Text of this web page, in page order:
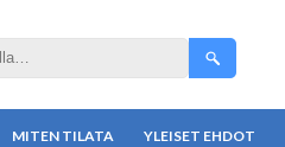
MITEN TILATA YLEISET EHDOT